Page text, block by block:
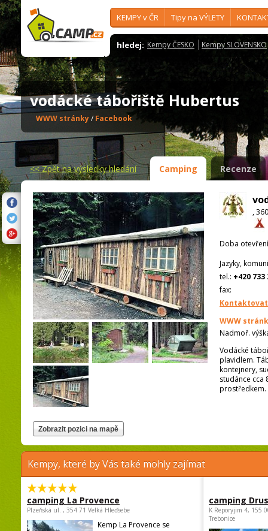
KEMPY v ČR Tipy na VÝLETY
hledej: Kempy ČESKO Kempy SLOVENSKO
vodácké tábořiště Hubertus
WWW stránky/ Facebook
<<Zpět na výsledky hledání Camping Recenze
,
Doba
Jazyky,
tel.: +420 733
fax:
WWW
Nadmoř.
Vodácké
plavidlem.
kontejnery,
studánce
prostředkem.
Kempy, které by Vás také mohly zajímat
camping La Provence
Plzeňská ul. , 354 71 Velká Hleďsebe
Kemp La Provence se
camping
K Reporyjim 4, 155
Trebonice